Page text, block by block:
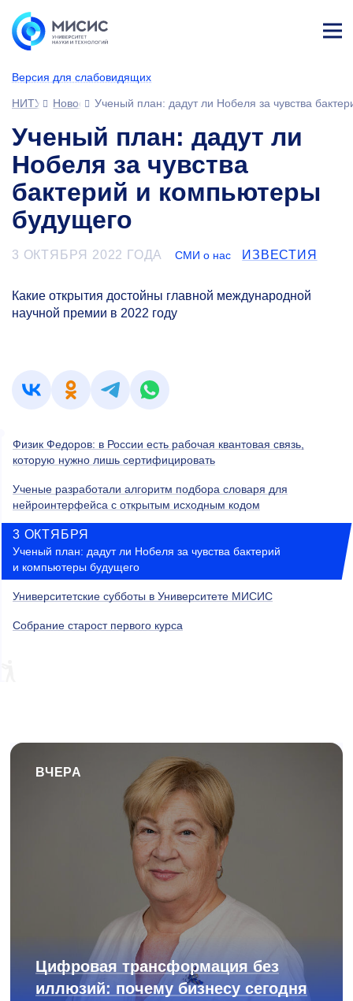
Версия для слабовидящих
ине
НИТУ МИСИС
НовостиУченый план: дадут ли Нобеля за чувства
Ученый план: дадут ли
Нобеля за чувства
бактерий и компьютеры
будущего
3 ОКТЯБРЯ 2022 ГОДА СМИ о нас ИЗВЕСТИЯ
Какие открытия достойны главной международной
научной премии в 2022 году
Физик Федоров: в России есть рабочая квантовая связь,
которую нужно лишь сертифицировать
Ученые разработали алгоритм подбора словаря для
нейроинтерфейса с открытым исходным кодом
3 ОКТЯБРЯ
Ученый план: дадут ли Нобеля за чувства бактерий
и компьютеры будущего
Университетские субботы в Университете МИСИС
Собрание старост первого курса
ВЧЕРА
Цифровая трансформация без
иллюзий: почему бизнесу сегодня